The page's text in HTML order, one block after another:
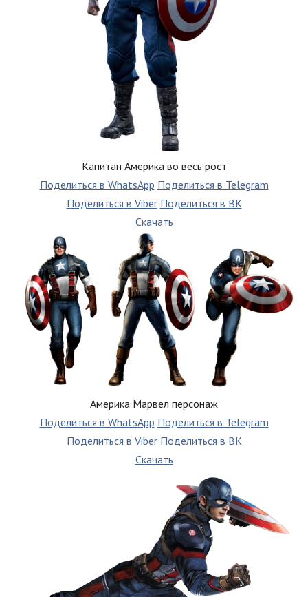
Капитан Америка во весь рост
Поделиться в WhatsApp Поделиться в Telegram
Поделиться в Viber Поделиться в ВК
Скачать
Америка Марвел персонаж
Поделиться в WhatsApp Поделиться в Telegram
Поделиться в Viber Поделиться в ВК
Скачать